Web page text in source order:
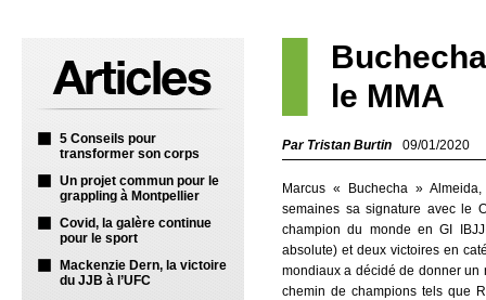
5 Conseils pour
transformer son corps
Un projet commun pour le
grappling à Montpellier
Covid, la galère continue
pour le sport
Mackenzie Dern, la victoire
du JJB à l’UFC
le MMA
Par Tristan Burtin 09/01/2020
Marcus « Buchecha »
semaines sa signature avec le
champion du monde en GI
absolute) et deux victoires en
mondiaux a décidé de donner un
chemin de champions tels que